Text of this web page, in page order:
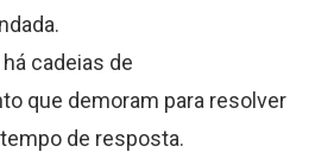
cadeias de
que demoram para resolver
de resposta.